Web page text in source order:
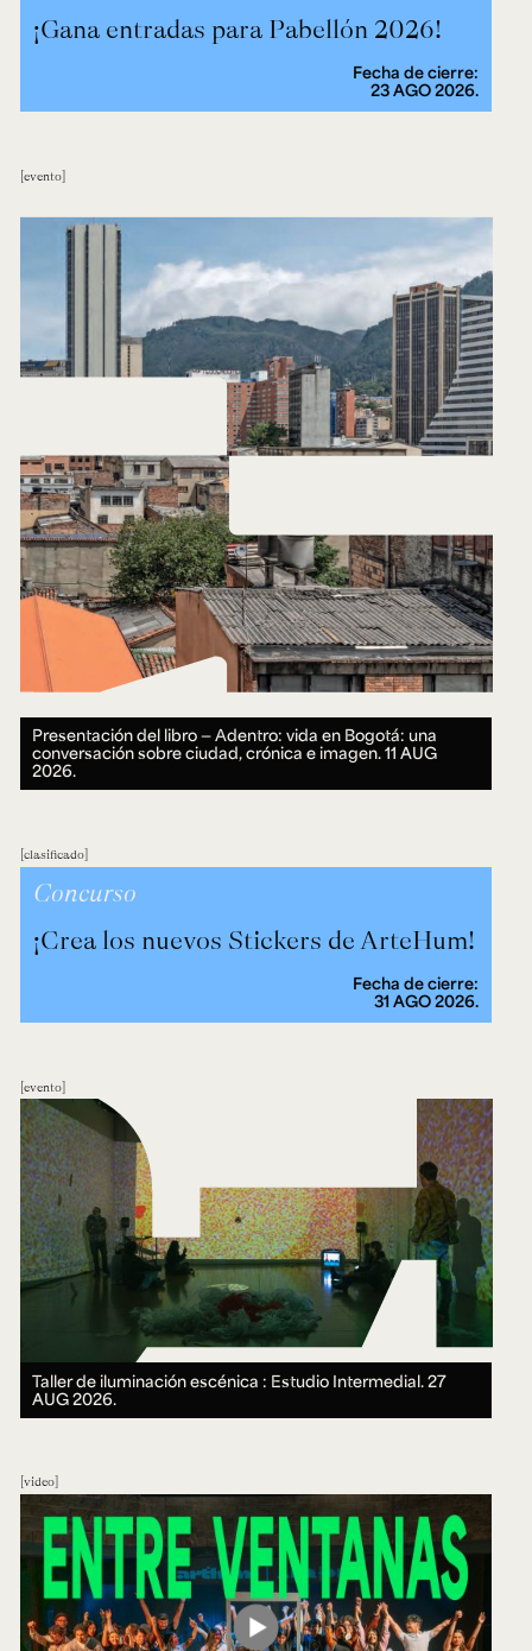
¡Gana entradas para Pabellón 2026!
Fecha de cierre:
23 AGO 2026.
evento
Presentación del libro — Adentro: vida en Bogotá: una
conversación sobre ciudad, crónica e imagen.11 AUG
2026.
clasificado
Concurso
¡Crea los nuevos Stickers de ArteHum!
Fecha de cierre:
31 AGO 2026.
evento
Taller de iluminación escénica : Estudio Intermedial.27
AUG 2026.
video